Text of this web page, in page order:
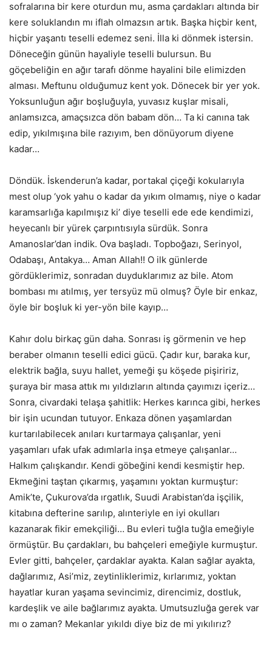
sofralarına bir kere oturdun mu, asma çardakları altında bir
kere soluklandın mı iflah olmazsın artık. Başka hiçbir kent,
hiçbir yaşantı teselli edemez seni. İlla ki dönmek istersin.
Döneceğin günün hayaliyle teselli bulursun. Bu
göçebeliğin en ağır tarafı dönme hayalini bile elimizden
alması. Meftunu olduğumuz kent yok. Dönecek bir yer yok.
Yoksunluğun ağır boşluğuyla, yuvasız kuşlar misali,
anlamsızca, amaçsızca dön babam dön… Ta ki canına tak
edip, yıkılmışına bile razıyım, ben dönüyorum diyene
kadar…
Döndük. İskenderun’a kadar, portakal çiçeği kokularıyla
mest olup ‘yok yahu o kadar da yıkım olmamış, niye o kadar
karamsarlığa kapılmışız ki’ diye teselli ede ede kendimizi,
heyecanlı bir yürek çarpıntısıyla sürdük. Sonra
Amanoslar’dan indik. Ova başladı. Topboğazı, Serinyol,
Odabaşı, Antakya… Aman Allah!! O ilk günlerde
gördüklerimiz, sonradan duyduklarımız az bile. Atom
bombası mı atılmış, yer tersyüz mü olmuş? Öyle bir enkaz,
öyle bir boşluk ki yer-yön bile kayıp…
Kahır dolu birkaç gün daha. Sonrası iş görmenin ve hep
beraber olmanın teselli edici gücü. Çadır kur, baraka kur,
elektrik bağla, suyu hallet, yemeği şu köşede pişiririz,
şuraya bir masa attık mı yıldızların altında çayımızı içeriz…
Sonra, civardaki telaşa şahitlik: Herkes karınca gibi, herkes
bir işin ucundan tutuyor. Enkaza dönen yaşamlardan
kurtarılabilecek anıları kurtarmaya çalışanlar, yeni
yaşamları ufak ufak adımlarla inşa etmeye çalışanlar…
Halkım çalışkandır. Kendi göbeğini kendi kesmiştir hep.
Ekmeğini taştan çıkarmış, yaşamını yoktan kurmuştur:
Amik’te, Çukurova’da ırgatlık, Suudi Arabistan’da işçilik,
kitabına defterine sarılıp, alınteriyle en iyi okulları
kazanarak fikir emekçiliği… Bu evleri tuğla tuğla emeğiyle
örmüştür. Bu çardakları, bu bahçeleri emeğiyle kurmuştur.
Evler gitti, bahçeler, çardaklar ayakta. Kalan sağlar ayakta,
dağlarımız, Asi’miz, zeytinliklerimiz, kırlarımız, yoktan
hayatlar kuran yaşama sevincimiz, direncimiz, dostluk,
kardeşlik ve aile bağlarımız ayakta. Umutsuzluğa gerek var
mı o zaman? Mekanlar yıkıldı diye biz de mi yıkılırız?